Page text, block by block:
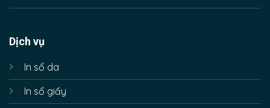
Dịch vụ
In sổ da
In sổ giấy